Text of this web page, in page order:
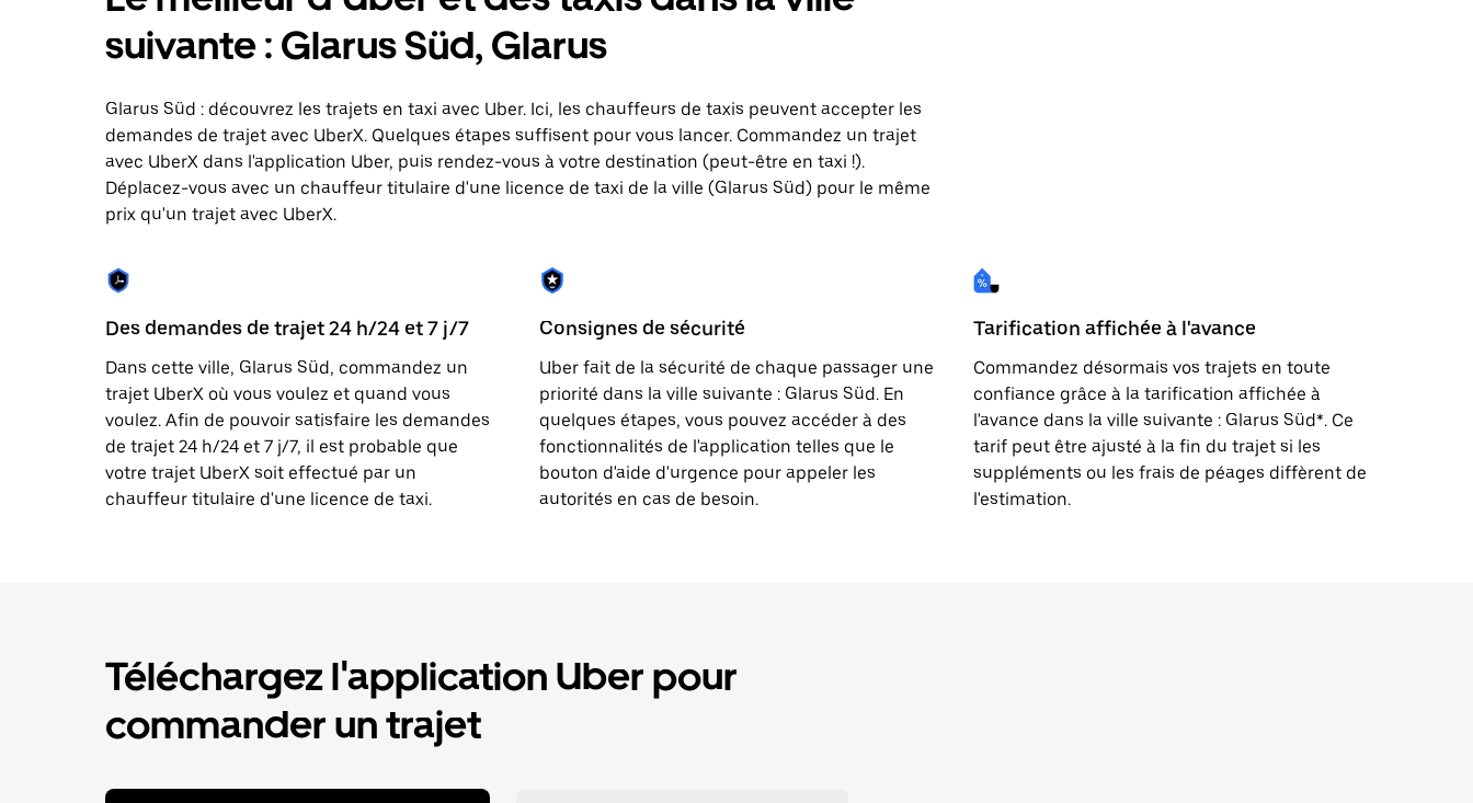
le
calendrier
et
date.
Appuyez
sur
la
touche
Échap
pour
le
calendrier.
suivante : Glarus Süd, Glarus
Glarus Süd : découvrez les trajets en taxi avec Uber. Ici, les chauffeurs de taxis peuvent accepter les
demandes de trajet avec UberX. Quelques étapes suffisent pour vous lancer. Commandez un trajet
avec UberX dans l'application Uber, puis rendez-vous à votre destination (peut-être en taxi !).
Déplacez-vous avec un chauffeur titulaire d'une licence de taxi de la ville (Glarus Süd) pour le même
prix qu'un trajet avec UberX.
Des demandes de trajet 24 h/24 et 7 j/7
Dans cette ville, Glarus Süd, commandez un
trajet UberX où vous voulez et quand vous
voulez. Afin de pouvoir satisfaire les demandes
de trajet 24 h/24 et 7 j/7, il est probable que
votre trajet UberX soit effectué par un
chauffeur titulaire d'une licence de taxi.
Consignes de sécurité
Uber fait de la sécurité de chaque passager une
priorité dans la ville suivante : Glarus Süd. En
quelques étapes, vous pouvez accéder à des
fonctionnalités de l'application telles que le
bouton d'aide d'urgence pour appeler les
autorités en cas de besoin.
Tarification affichée à l'avance
Commandez désormais vos trajets en toute
confiance grâce à la tarification affichée à
l'avance dans la ville suivante : Glarus Süd*. Ce
tarif peut être ajusté à la fin du trajet si les
suppléments ou les frais de péages diffèrent de
l'estimation.
Téléchargez l'application Uber pour
commander un trajet